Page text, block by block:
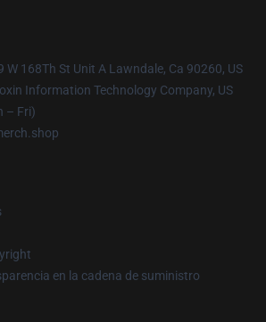
W 168Th St Unit A Lawndale, Ca 90260, US
Information Technology Company, US
– Fri)
en la cadena de suministro